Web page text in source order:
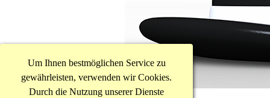
Um Ihnen bestmöglichen Service zu
gewährleisten, verwenden wir Cookies.
Durch die Nutzung unserer Dienste